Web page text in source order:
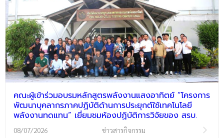
คณะผู้เข้าร่วมอบรมหลักสูตรพลังงานแสงอาทิตย์ “โครงการ
พัฒนาบุคลากรภาคปฏิบัติด้านการประยุกต์ใช้เทคโนโลยี
พลังงานทดแทน” เยี่ยมชมห้องปฏิบัติการวิจัยของ สรบ.
08/07/2026 ข่าวสารกิจกรรม